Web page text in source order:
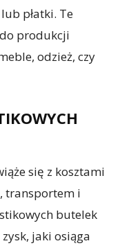
płatki. Te
produkcji
odzież, czy
się z kosztami
transportem i
butelek
jaki osiąga